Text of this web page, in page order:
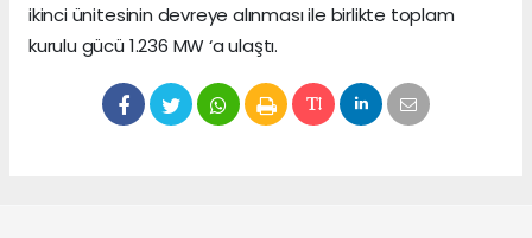
ikinci ünitesinin devreye alınması ile birlikte toplam
kurulu gücü 1.236 MW ‘a ulaştı.